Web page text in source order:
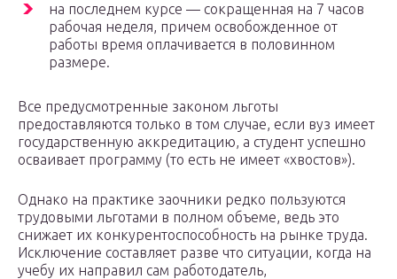
на последнем курсе — сокращенная на 7 часов
рабочая неделя, причем освобожденное от
работы время оплачивается в половинном
размере.
Все предусмотренные законом льготы
предоставляются только в том случае, если вуз имеет
государственную аккредитацию, а студент успешно
осваивает программу (то есть не имеет «хвостов»).
Однако на практике заочники редко пользуются
трудовыми льготами в полном объеме, ведь это
снижает их конкурентоспособность на рынке труда.
Исключение составляет разве что ситуации, когда на
учебу их направил сам работодатель,